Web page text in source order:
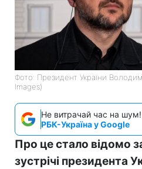
Фото: Президент України
Images)
Не витрачай час на шум!
РБК-Україна у Google
Про це стало відомо
зустрічі президента